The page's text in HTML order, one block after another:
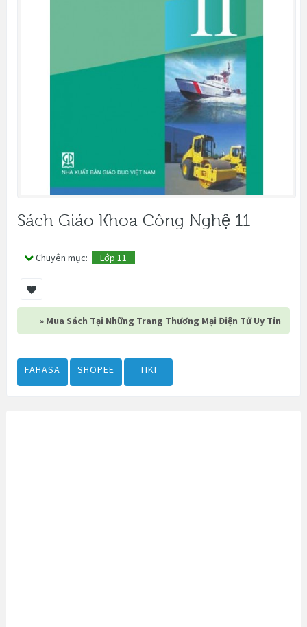
Sách Giáo Khoa Công Nghệ 11
Chuyên mục: Lớp 11
» Mua Sách Tại Những Trang Thương Mại Điện Tử Uy Tín
FAHASA SHOPEE TIKI